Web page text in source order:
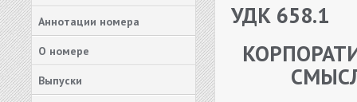
Аннотации номера
О номере
Выпуски
УДК 658.1